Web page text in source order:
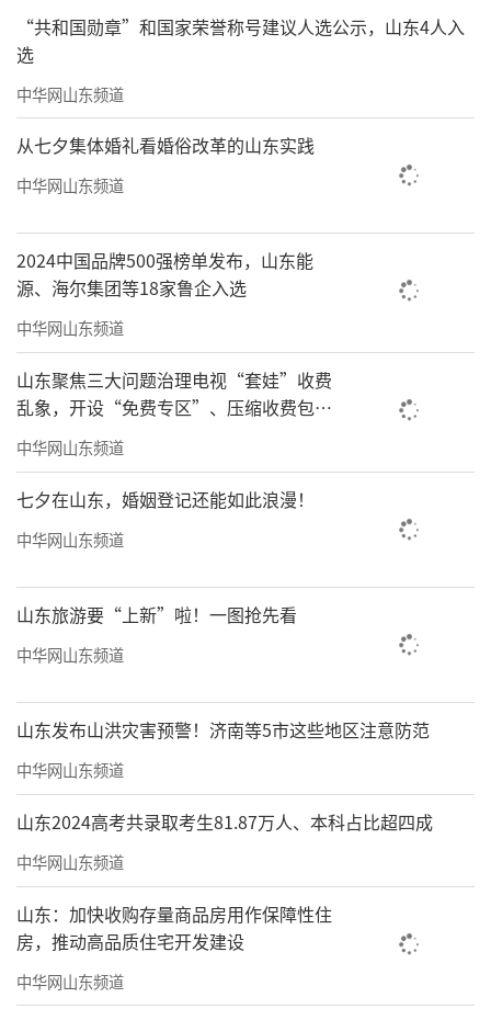
“共和国勋章”和国家荣誉称号建议人选公示，山东4人入
选
中华网山东频道
从七夕集体婚礼看婚俗改革的山东实践
中华网山东频道
2024中国品牌500强榜单发布，山东能
源、海尔集团等18家鲁企入选
中华网山东频道
山东聚焦三大问题治理电视“套娃”收费
乱象，开设“免费专区”、压缩收费包比
例70%以上
中华网山东频道
七夕在山东，婚姻登记还能如此浪漫！
中华网山东频道
山东旅游要“上新”啦！一图抢先看
中华网山东频道
山东发布山洪灾害预警！济南等5市这些地区注意防范
中华网山东频道
山东2024高考共录取考生81.87万人、本科占比超四成
中华网山东频道
山东：加快收购存量商品房用作保障性住
房，推动高品质住宅开发建设
中华网山东频道